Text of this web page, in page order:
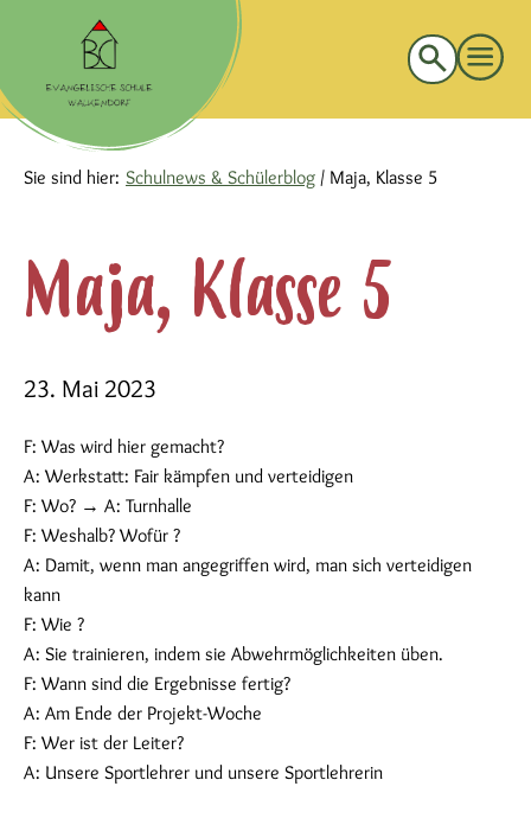
Suche
nach:
Sie sind hier: Schulnews & Schülerblog / Maja, Klasse 5
Maja, Klasse 5
23. Mai 2023
F: Was wird hier gemacht?
A: Werkstatt: Fair kämpfen und verteidigen
F: Wo? → A: Turnhalle
F: Weshalb? Wofür ?
A: Damit, wenn man angegriffen wird, man sich verteidigen
kann
F: Wie ?
A: Sie trainieren, indem sie Abwehrmöglichkeiten üben.
F: Wann sind die Ergebnisse fertig?
A: Am Ende der Projekt-Woche
F: Wer ist der Leiter?
A: Unsere Sportlehrer und unsere Sportlehrerin